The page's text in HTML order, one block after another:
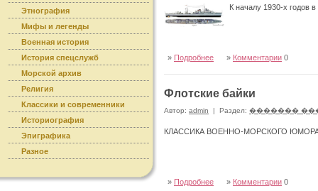
Этнография
Мифы и легенды
Военная история
История спецслужб
Морской архив
Религия
Классики и современники
Историография
Эпиграфика
Разное
К началу 1930-х годов
» Подробнее » Комментарии 0
Флотские байки
Автор: admin | Раздел: �������
КЛАССИКА ВОЕННО-МОРСКОГО
» Подробнее » Комментарии 0